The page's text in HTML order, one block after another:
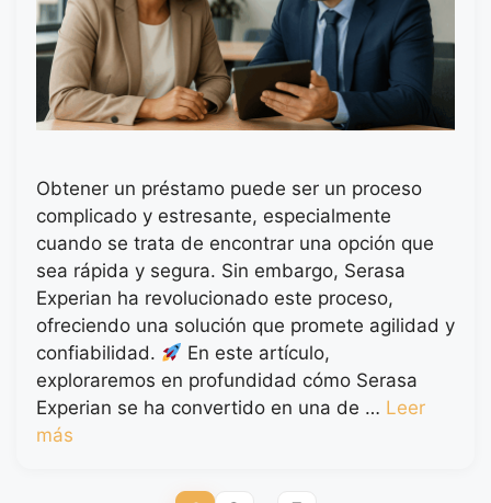
Obtener un préstamo puede ser un proceso
complicado y estresante, especialmente
cuando se trata de encontrar una opción que
sea rápida y segura. Sin embargo, Serasa
Experian ha revolucionado este proceso,
ofreciendo una solución que promete agilidad y
confiabilidad.
En este artículo,
exploraremos en profundidad cómo Serasa
Experian se ha convertido en una de … Leer
más